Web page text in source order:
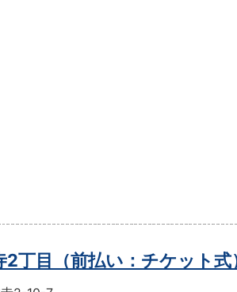
丁目（前払い：チケット式